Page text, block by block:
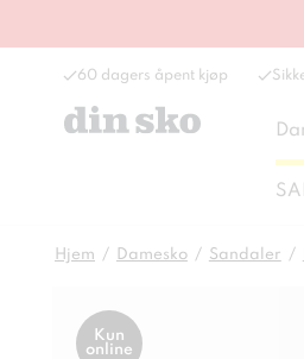
60 dagers åpent kjøp
Hjem Damesko Sandaler
Kun
online